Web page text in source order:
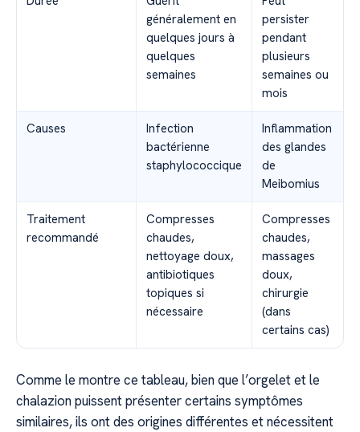
généralement en
quelques jours à
quelques
semaines
persister
pendant
plusieurs
semaines ou
mois
Causes
Infection
bactérienne
staphylococcique
Inflammation
des glandes
de
Meibomius
Traitement
recommandé
Compresses
chaudes,
nettoyage doux,
antibiotiques
topiques si
nécessaire
Compresses
chaudes,
massages
doux,
chirurgie
(dans
certains cas)
Comme le montre ce tableau, bien que l’orgelet et le
chalazion puissent présenter certains symptômes
similaires, ils ont des origines différentes et nécessitent